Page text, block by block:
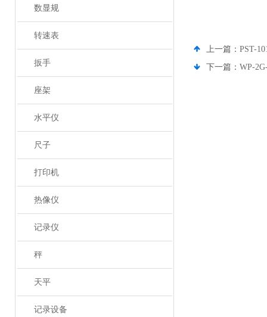
数显规
转速表
扳手
座架
水平仪
尺子
打印机
热像仪
记录仪
秤
天平
记录设备
上一篇： PST-
下一篇： WP-